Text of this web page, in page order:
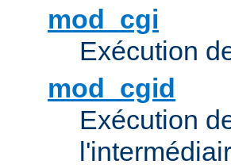
mod_cgi
Exécution
mod_cgid
Exécution